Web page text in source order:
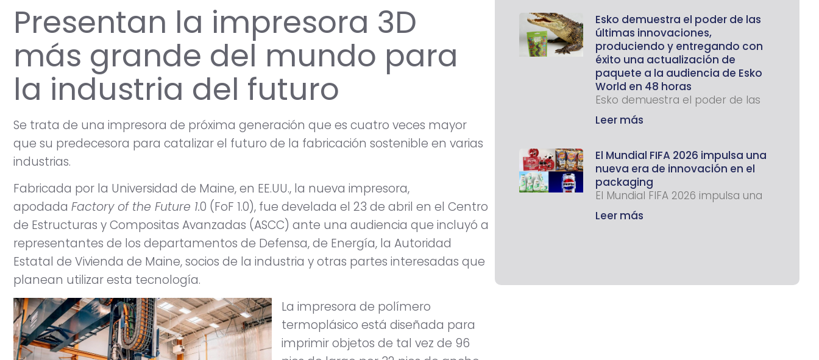
Presentan la impresora 3D
más grande del mundo para
la industria del futuro
Se trata de una impresora de próxima generación que es cuatro veces mayor
que su predecesora para catalizar el futuro de la fabricación sostenible en varias
industrias.
Fabricada por la Universidad de Maine, en EE.UU., la nueva impresora,
apodada Factory of the Future 1.0 (FoF 1.0), fue develada el 23 de abril en el Centro
de Estructuras y Compositas Avanzadas (ASCC) ante una audiencia que incluyó a
representantes de los departamentos de Defensa, de Energía, la Autoridad
Estatal de Vivienda de Maine, socios de la industria y otras partes interesadas que
planean utilizar esta tecnología.
La impresora de polímero
termoplásico está diseñada para
imprimir objetos de tal vez de 96
Esko demuestra el poder de las
últimas innovaciones,
produciendo y entregando con
éxito una actualización de
paquete a la audiencia de Esko
World en 48 horas
Esko demuestra el poder de las
Leer más
El Mundial FIFA 2026 impulsa una
nueva era de innovación en el
packaging
El Mundial FIFA 2026 impulsa una
Leer más